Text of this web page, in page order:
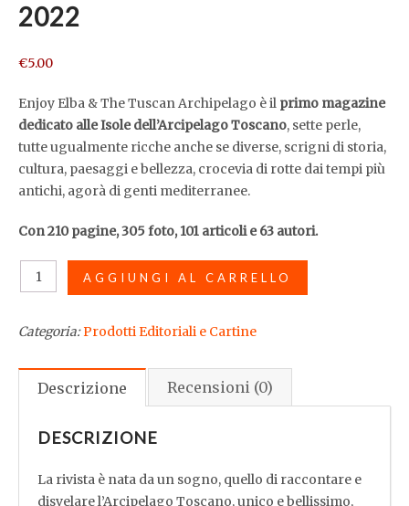
2022
€5.00
Enjoy Elba & The Tuscan Archipelago è il primo magazine
dedicato alle Isole dell’Arcipelago Toscano, sette perle,
tutte ugualmente ricche anche se diverse, scrigni di storia,
cultura, paesaggi e bellezza, crocevia di rotte dai tempi più
antichi, agorà di genti mediterranee.
Con 210 pagine, 305 foto, 101 articoli e 63 autori.
Magazine
Enjoy
&
Tuscan
quantità
AGGIUNGI AL CARRELLO
Categoria:Prodotti Editoriali e Cartine
Descrizione Recensioni (0)
DESCRIZIONE
La rivista è nata da un sogno, quello di raccontare e
disvelare l’Arcipelago Toscano, unico e bellissimo,